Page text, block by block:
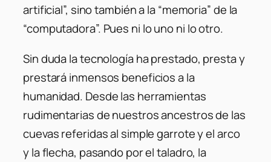
artificial”, sino también a la “memoria” de la
“computadora”. Pues ni lo uno ni lo otro.
Sin duda la tecnología ha prestado, presta y
prestará inmensos beneficios a la
humanidad. Desde las herramientas
rudimentarias de nuestros ancestros de las
cuevas referidas al simple garrote y el arco
y la flecha, pasando por el taladro, la